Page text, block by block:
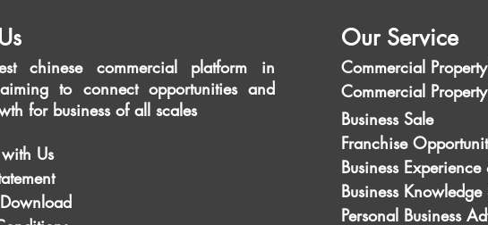
chinese commercial platform in
to connect opportunities and
for business of all scales
Us
Our Service
Commercial
Commercial
Business Sale
Franchise
Business
Business
Personal Business